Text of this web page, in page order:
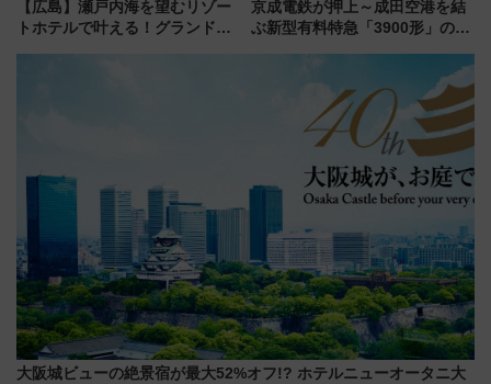
【広島】瀬戸内海を望むリゾー
トホテルで叶える！グランドプ
京成電鉄が押上～成田空港を結
ぶ新型有料特急「3900形」のコ
大阪城ビューの絶景宿が最大52%オフ!? ホテルニューオータニ大